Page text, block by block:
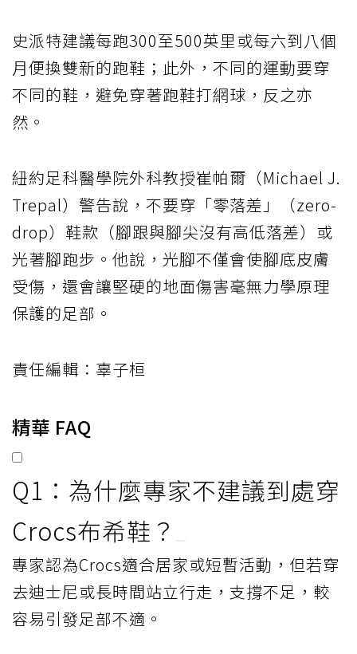
史派特建議每跑300至500英里或每六到八個
月便換雙新的跑鞋；此外，不同的運動要穿
不同的鞋，避免穿著跑鞋打網球，反之亦
然。
紐約足科醫學院外科教授崔帕爾（Michael J.
Trepal）警告說，不要穿「零落差」（zero-
drop）鞋款（腳跟與腳尖沒有高低落差）或
光著腳跑步。他說，光腳不僅會使腳底皮膚
受傷，還會讓堅硬的地面傷害毫無力學原理
保護的足部。
責任編輯：辜子桓
精華 FAQ
Q1：為什麼專家不建議到處穿
Crocs布希鞋？
專家認為Crocs適合居家或短暫活動，但若穿
去迪士尼或長時間站立行走，支撐不足，較
容易引發足部不適。